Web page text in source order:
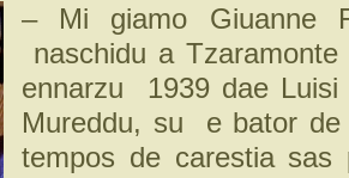
– Mi giamo Giuanne
naschidu a
ennarzu 1939 dae
Mureddu, su e bator
tempos de carestia sas